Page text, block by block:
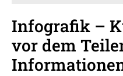
Infografik –
vor dem